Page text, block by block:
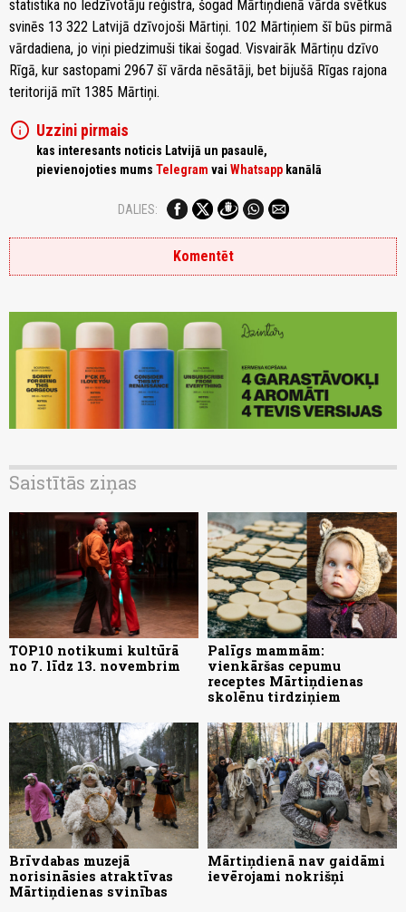
statistika no Iedzīvotāju reģistra, šogad Mārtiņdienā vārda svētkus
svinēs 13 322 Latvijā dzīvojoši Mārtiņi. 102 Mārtiņiem šī būs pirmā
vārdadiena, jo viņi piedzimuši tikai šogad. Visvairāk Mārtiņu dzīvo
Rīgā, kur sastopami 2967 šī vārda nēsātāji, bet bijušā Rīgas rajona
teritorijā mīt 1385 Mārtiņi.
info Uzzini pirmais
kas interesants noticis Latvijā un pasaulē,
pievienojoties mums Telegram vai Whatsapp kanālā
DALIES:
Komentēt
Saistītās ziņas
TOP10 notikumi kultūrā
no 7. līdz 13. novembrim
Palīgs mammām:
vienkāršas cepumu
receptes Mārtiņdienas
skolēnu tirdziņiem
Brīvdabas muzejā
norisināsies atraktīvas
Mārtiņdienas svinības
Mārtiņdienā nav gaidāmi
ievērojami nokrišņi